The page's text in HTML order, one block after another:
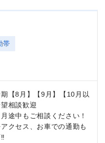
帯
【8月】【9月】【10月以
相談歓迎
途中もご相談ください！
クセス、お車での通勤も